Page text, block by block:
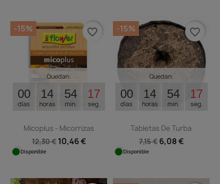
Quedan:
00
días
14
horas
54
min.
16
seg.
Micoplus - Micorrizas
12,30 € 10,46 €
Disponible
-15% favorite_border
Quedan:
00
días
14
horas
54
min.
16
seg.
Tabletas De Turba
7,15 € 6,08 €
Disponible
-15% favorite_border